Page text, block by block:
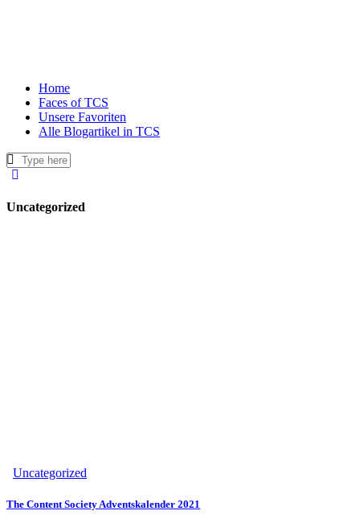
Home
Faces of TCS
Unsere Favoriten
Alle Blogartikel in TCS
Uncategorized
Uncategorized
The Content Society Adventskalender 2021